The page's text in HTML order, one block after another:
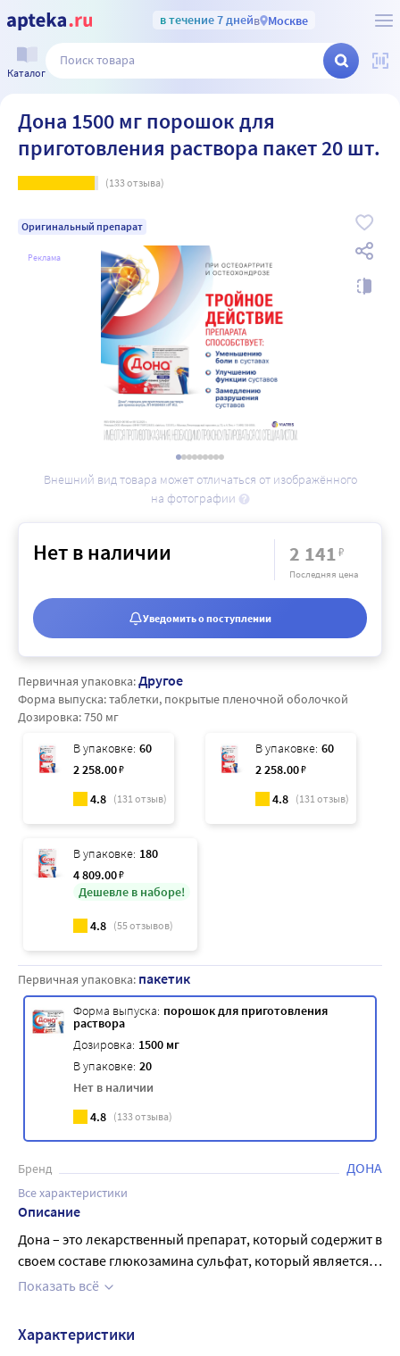
в течение 7 днейв Москве
Каталог
Дона 1500 мг порошок для
приготовления раствора пакет 20 шт.
(133отзыва)
Оригинальный препарат
Реклама
Внешний вид товара может отличаться от изображённого
на фотографии
Первичная упаковка:Другое
Форма выпуска:таблетки, покрытые пленочной оболочкой
Дозировка:750 мг
В упаковке: 60
2 258.00₽
4.8 (131отзыв)
В упаковке: 60
2 258.00₽
4.8 (131отзыв)
В упаковке: 180
4 809.00₽
Дешевле в наборе!
4.8 (55отзывов)
Первичная упаковка: пакетик
Форма выпуска: порошок для приготовления
раствора
Дозировка: 1500 мг
В упаковке: 20
Нет в наличии
4.8 (133отзыва)
Бренд ДОНА
Все характеристики
Описание
Дона – это лекарственный препарат, который содержит в
своем составе глюкозамина сульфат, который является
основным строительным материалом хрящей в нашем
восстановить хрящевую ткань, что позволяет снизить
болевые ощущения в суставах и улучшить подвижность.
Показать всё
Нет в наличии 2 141₽
Последняя цена
Уведомить о поступлении
Характеристики